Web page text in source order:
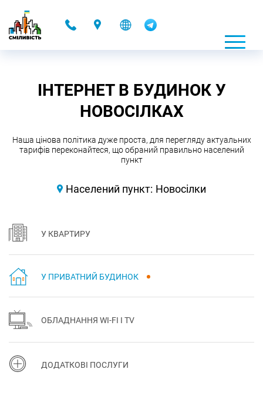
ІНТЕРНЕТ В БУДИНОК У
НОВОСІЛКАХ
Наша цінова політика дуже проста, для перегляду актуальних
тарифів переконайтеся, що обраний правильно населений
пункт
Населений пункт: Новосілки
У КВАРТИРУ
У ПРИВАТНИЙ БУДИНОК
ОБЛАДНАННЯ WI-FI І TV
ДОДАТКОВІ ПОСЛУГИ